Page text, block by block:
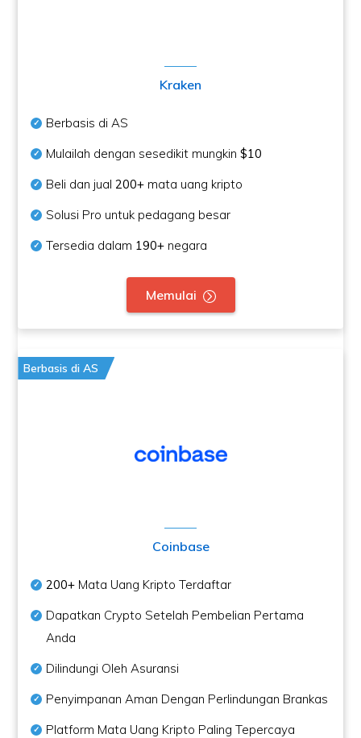
Kraken
Berbasis di AS
Mulailah dengan sesedikit mungkin$10
Beli dan jual200+ mata uang kripto
Solusi Pro untuk pedagang besar
Tersedia dalam 190+ negara
Memulai
Berbasis di AS
Coinbase
200+ Mata Uang Kripto Terdaftar
Dapatkan Crypto Setelah Pembelian Pertama
Anda
Dilindungi Oleh Asuransi
Penyimpanan Aman Dengan Perlindungan Brankas
Platform Mata Uang Kripto Paling Tepercaya